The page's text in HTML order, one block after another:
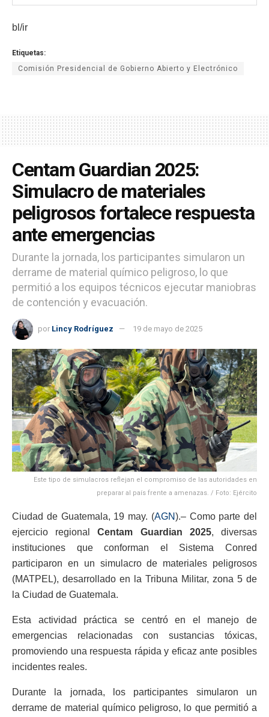
bl/ir
Etiquetas:
Comisión Presidencial de Gobierno Abierto y Electrónico
Centam Guardian 2025:
Simulacro de materiales
peligrosos fortalece respuesta
ante emergencias
Durante la jornada, los participantes simularon un
derrame de material químico peligroso, lo que
permitió a los equipos técnicos ejecutar maniobras
de contención y evacuación.
por Lincy Rodríguez 19 de mayo de 2025
Este tipo de simulacros reflejan el compromiso de las autoridades en
preparar al país frente a amenazas. / Foto: Ejército
Ciudad de Guatemala, 19 may. (AGN).– Como parte del
ejercicio regionalCentam Guardian 2025, diversas
instituciones que conforman el Sistema Conred
participaron en un simulacro de materiales peligrosos
(MATPEL), desarrollado en la Tribuna Militar, zona 5 de
la Ciudad de Guatemala.
Esta actividad práctica se centró en el manejo de
emergencias relacionadas con sustancias tóxicas,
promoviendo una respuesta rápida y eficaz ante posibles
incidentes reales.
Durante la jornada, los participantes simularon un
derrame de material químico peligroso, lo que permitió a